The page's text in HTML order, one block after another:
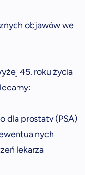
objawów we
45. roku życia
dla prostaty (PSA)
lekarza